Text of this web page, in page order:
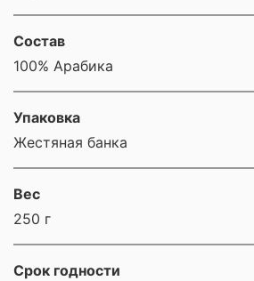
Состав
100% Арабика
Упаковка
Жестяная банка
Вес
250 г
Срок годности